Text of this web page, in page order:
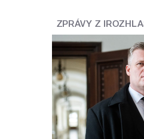
ZPRÁVY Z